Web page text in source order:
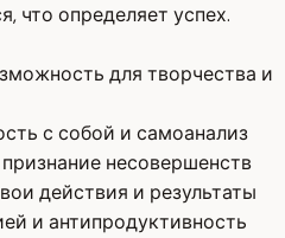
что определяет успех.
для творчества и
с собой и самоанализ
несовершенств
действия и результаты
и антипродуктивность